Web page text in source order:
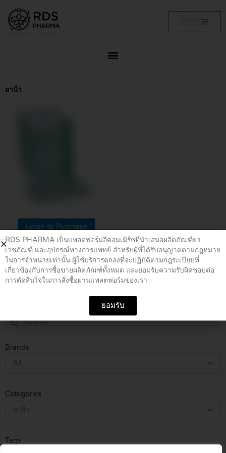
content
Cart
SearchSearch
Brands
All
Categories
ยานิ่ว
Tags
ยานิ่ว
Login to Purchase
ยานิ่ว
URSOLIN 250 MG CAPSULES
10’S
฿99.00
RDS PHARMA เป็นแพลตฟอร์มอีคอมเมิร์ซที่นำเสนอผลิตภัณฑ์ยา
เวชภัณฑ์ และอุปกรณ์ทางการแพทย์ สำหรับผู้ที่ได้รับอนุญาตตามกฎหมาย
ในการจำหน่ายเท่านั้น ผู้ใช้บริการตกลงที่จะปฏิบัติตามกฎระเบียบที่
เกี่ยวข้องกับการซื้อขายผลิตภัณฑ์ทั้งหมด และยอมรับความรับผิดชอบต่อ
การตัดสินใจในการสั่งซื้อผ่านแพลตฟอร์มของเรา
ยอมรับ